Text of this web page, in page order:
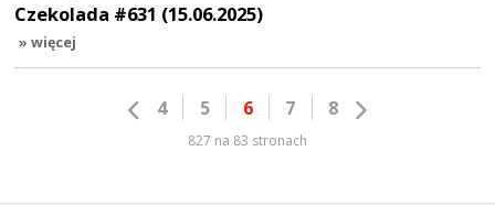
Czekolada #631 (15.06.2025)
» więcej
4 5 6 7 8
827 na 83 stronach